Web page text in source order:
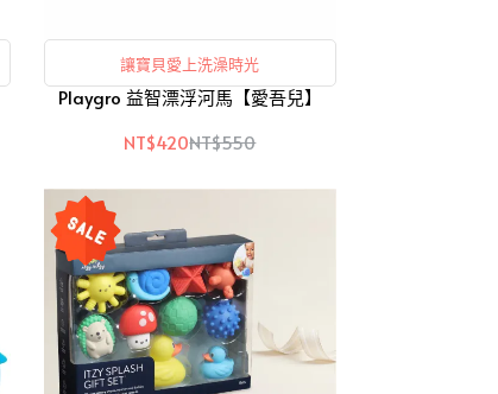
讓寶貝愛上洗澡時光
Playgro 益智漂浮河馬【愛吾兒】
NT$420NT$550